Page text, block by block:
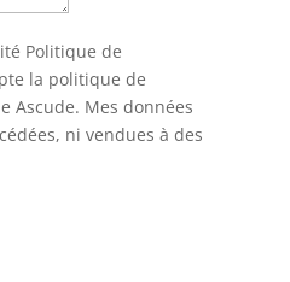
Politique de
la politique de
Ascude. Mes données
ni vendues à des